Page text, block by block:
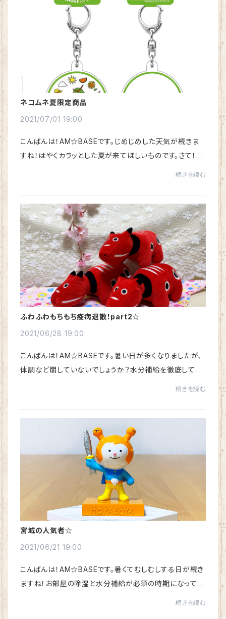
ネコムネ夏限定商品
2021/07/01 19:00
こんばんは！AM☆BASEです。じめじめした天気が続きま
すね！はやくカラッとした夏が来てほしいものです。さて！今
続きを読む
ふわふわもちもち疫病退散！part2☆
2021/06/28 19:00
こんばんは！AM☆BASEです。暑い日が多くなりましたが、
体調など崩していないでしょうか？水分補給を徹底してい
続きを読む
宮城の人気者☆
2021/06/21 19:00
こんばんは！AM☆BASEです。暑くてむしむしする日が続き
ますね！お部屋の除湿と水分補給が必須の時期になってき
続きを読む